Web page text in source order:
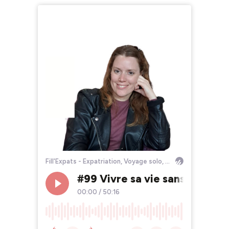
Fill'Expats - Expatriation, Voyage solo, Bourlinguer
#99 Vivre sa vie sans la
00:00 / 50:16